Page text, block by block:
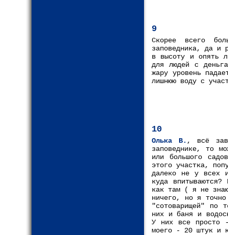
9
Скорее всего
заповедника, да и
в высоту и опять
для людей с
жару уровень
лишнюю воду с
10
Олька В. , всё
заповеднике, то
или большого
этого участка,
далеко не у всех
куда
как там ( я не
ничего, но я
"сотоварищей" по
них и баня и
У них все просто
моего - 20 штук и